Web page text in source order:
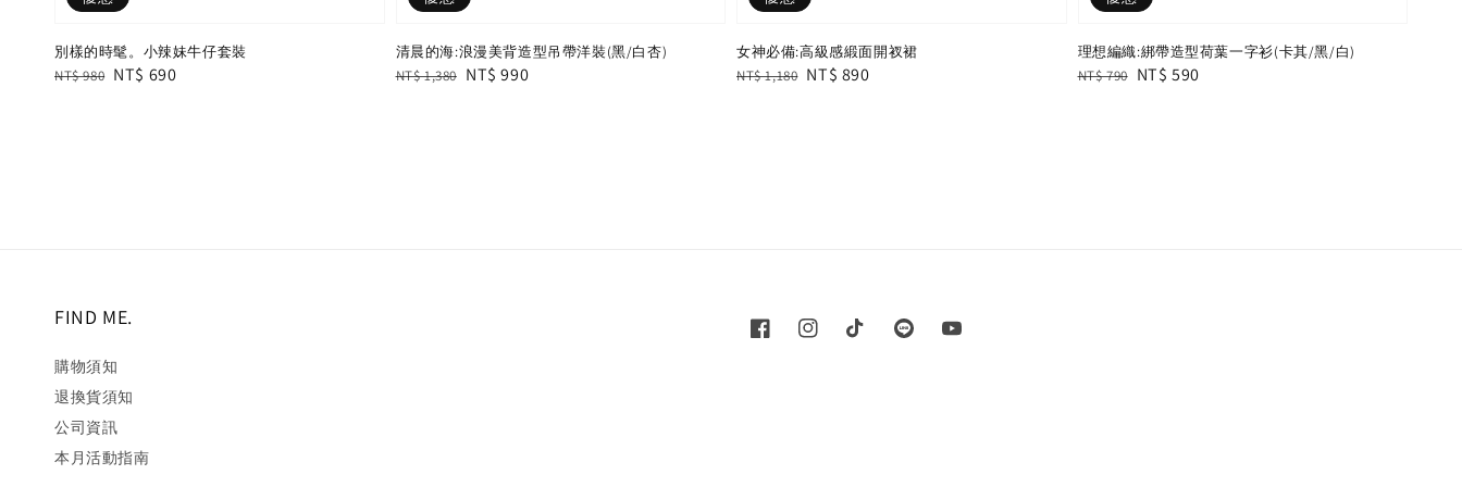
別樣的時髦。小辣妹牛仔套裝
Regular
NT$ 980 Sale
NT$ 690
清晨的海:浪漫美背造型吊帶洋裝(黑/白杏)
Regular
NT$ 1,380 Sale
NT$ 990
女神必備:高級感緞面開衩裙
Regular
NT$ 1,180 Sale
NT$ 890
理想編織:綁帶造型荷葉一字衫(卡其/黑/白)
Regular
NT$ 790 Sale
NT$ 590
FIND ME.
購物須知
退換貨須知
公司資訊
本月活動指南